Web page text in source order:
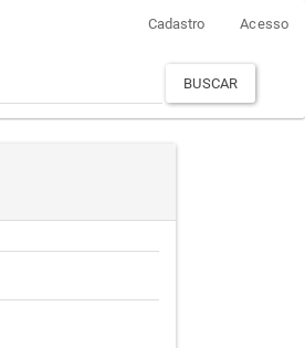
Cadastro Acesso
BUSCAR